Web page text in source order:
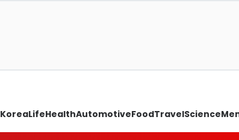
KoreaLifeHealthAutomotiveFoodTravelScience